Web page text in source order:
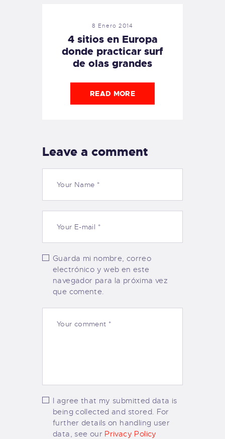
8 Enero 2014
4 sitios en Europa
donde practicar surf
de olas grandes
READ MORE
Leave a comment
Guarda mi nombre, correo
electrónico y web en este
navegador para la próxima vez
que comente.
I agree that my submitted data is
being collected and stored. For
further details on handling user
data, see our Privacy Policy